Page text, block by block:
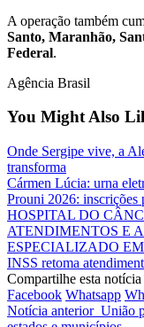
A operação também
Santo, Maranhão,
Federal.
Agência Brasil
You Might Also
Onde Sergipe vive, a
transforma
Cármen Lúcia: urna
Prouni 2026: inscrições
HOSPITAL DO
ATENDIMENTOS E
ESPECIALIZADO EM
INSS retoma
Compartilhe esta notícia
Facebook Whatsapp
Notícia anterior União